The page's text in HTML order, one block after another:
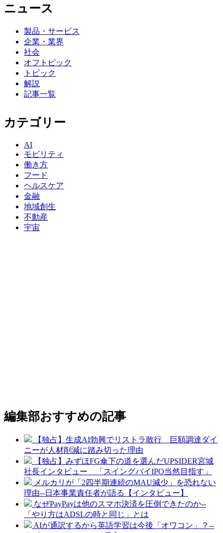
ニュース
製品・サービス
企業・業界
社会
オフトピック
トピック
解説
記事一覧
カテゴリー
AI
モビリティ
働き方
フード
ヘルスケア
金融
地域創生
不動産
宇宙
編集部おすすめの記事
【独占】生成AI勃興でリストラ敢行 巨額調達ダイ
ニーが人材削減に踏み切った理由
【独占】みずほFG傘下の道を選んだUPSIDER宮城
社長インタビュー 「スイングバイIPO当然目指す」
メルカリが「2四半期連続のMAU減少」を恐れない
理由--日本事業責任者が語る【インタビュー】
なぜPayPayは他のスマホ決済を圧倒できたのか--
「やり方はADSLの時と同じ」とは
AIが通訳するから英語学習は今後「オワコン」？--